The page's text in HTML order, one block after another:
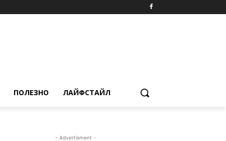
ПОЛЕЗНО ЛАЙФСТАЙЛ
- Advertisment -